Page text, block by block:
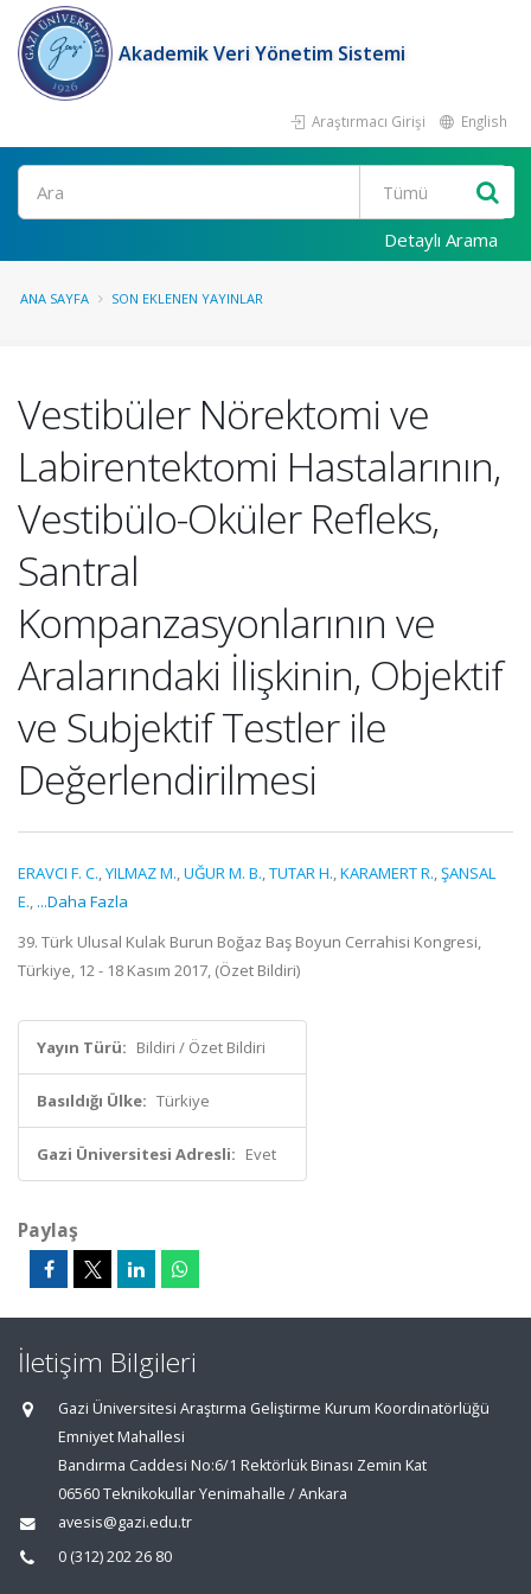
Akademik Veri Yönetim Sistemi
Araştırmacı Girişi English
Ara
Detaylı Arama
ANA SAYFA SON EKLENEN YAYINLAR
Vestibüler Nörektomi ve
Labirentektomi Hastalarının,
Vestibülo-Oküler Refleks,
Santral
Kompanzasyonlarının ve
Aralarındaki İlişkinin, Objektif
ve Subjektif Testler ile
Değerlendirilmesi
ERAVCI F. C.,YILMAZ M.,UĞUR M. B.,TUTAR H.,KARAMERT R.,ŞANSAL
E., ...Daha Fazla
39. Türk Ulusal Kulak Burun Boğaz Baş Boyun Cerrahisi Kongresi,
Türkiye, 12 - 18 Kasım 2017, (Özet Bildiri)
Yayın Türü: Bildiri / Özet Bildiri
Basıldığı Ülke: Türkiye
Gazi Üniversitesi Adresli: Evet
Paylaş
İletişim Bilgileri
Gazi Üniversitesi Araştırma Geliştirme Kurum Koordinatörlüğü
Emniyet Mahallesi
Bandırma Caddesi No:6/1 Rektörlük Binası Zemin Kat
06560 Teknikokullar Yenimahalle / Ankara
avesis@gazi.edu.tr
0 (312) 202 26 80